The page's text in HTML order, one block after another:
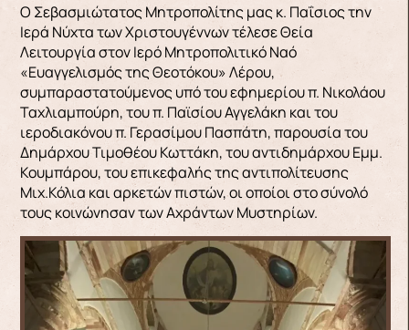
Ο Σεβασμιώτατος Μητροπολίτης μας κ. Παΐσιος την
Ιερά Νύχτα των Χριστουγέννων τέλεσε Θεία
Λειτουργία στον Ιερό Μητροπολιτικό Ναό
«Ευαγγελισμός της Θεοτόκου» Λέρου,
συμπαραστατούμενος υπό του εφημερίου π. Νικολάου
Ταχλιαμπούρη, του π. Παϊσίου Αγγελάκη και του
ιεροδιακόνου π. Γερασίμου Πασπάτη, παρουσία του
Δημάρχου Τιμοθέου Κωττάκη, του αντιδημάρχου Εμμ.
Κουμπάρου, του επικεφαλής της αντιπολίτευσης
Μιχ.Κόλια και αρκετών πιστών, οι οποίοι στο σύνολό
τους κοινώνησαν των Αχράντων Μυστηρίων.